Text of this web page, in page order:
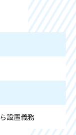
設置義務